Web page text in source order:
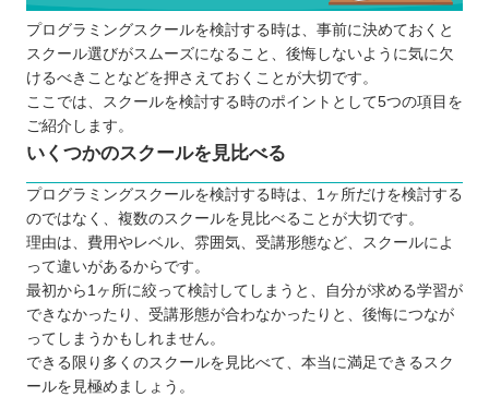
仕事を前提にした知識やスキルが身に付く
相談しやすい環境が整っている
的確なステップを踏みながら学べる
プログラミングスクールに通う3つのデメリット
う場合がある
思ったような内容を学べない場合がある
スケジュールの調整ができない場合がある
どんなプログラミング言語を学ぶのが良いのか
子ども向けと大人向けにプログラミングスクールに
違いはあるか
お得にプログラミングスクールに通える制度
専門実践教育訓練
プログラミングスクールを検討する時は、事前に決めておくと
スクール選びがスムーズになること、後悔しないように気に欠
けるべきことなどを押さえておくことが大切です。
ここでは、スクールを検討する時のポイントとして5つの項目を
ご紹介します。
いくつかのスクールを見比べる
プログラミングスクールを検討する時は、1ヶ所だけを検討する
のではなく、複数のスクールを見比べることが大切です。
理由は、費用やレベル、雰囲気、受講形態など、スクールによ
って違いがあるからです。
最初から1ヶ所に絞って検討してしまうと、自分が求める学習が
できなかったり、受講形態が合わなかったりと、後悔につなが
ってしまうかもしれません。
できる限り多くのスクールを見比べて、本当に満足できるスク
ールを見極めましょう。